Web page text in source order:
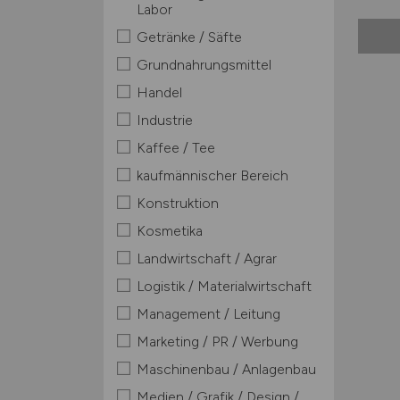
Labor
Getränke / Säfte
Grundnahrungsmittel
Handel
Industrie
Kaffee / Tee
kaufmännischer Bereich
Konstruktion
Kosmetika
Landwirtschaft / Agrar
Logistik / Materialwirtschaft
Management / Leitung
Marketing / PR / Werbung
Maschinenbau / Anlagenbau